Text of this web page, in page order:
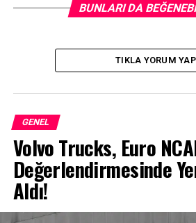
da kısa tüm yolların en keyifli
BUNLARI DA
TIKLA YORUM YAP
GENEL
Volvo Trucks, Euro
Değerlendirmesinde
Aldı!